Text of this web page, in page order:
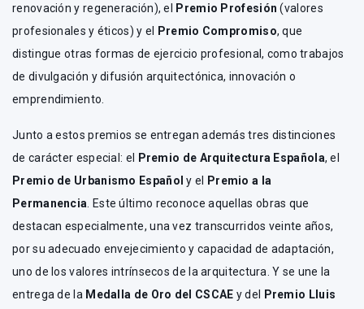
renovación y regeneración), el Premio Profesión (valores
profesionales y éticos) y el Premio Compromiso, que
distingue otras formas de ejercicio profesional, como trabajos
de divulgación y difusión arquitectónica, innovación o
emprendimiento.
Junto a estos premios se entregan además tres distinciones
de carácter especial: el Premio de Arquitectura Española, el
Premio de Urbanismo Español y el Premio a la
Permanencia . Este último reconoce aquellas obras que
destacan especialmente, una vez transcurridos veinte años,
por su adecuado envejecimiento y capacidad de adaptación,
uno de los valores intrínsecos de la arquitectura. Y se une la
entrega de la Medalla de Oro del CSCAE y del Premio Lluis